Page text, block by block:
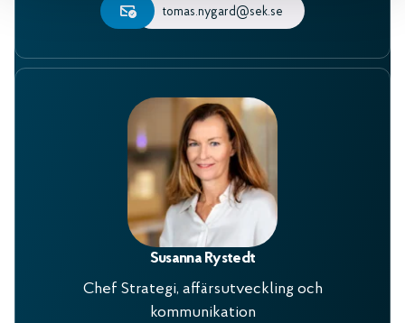
tomas.nygard@sek.se
Susanna Rystedt
Chef Strategi, affärsutveckling och
kommunikation